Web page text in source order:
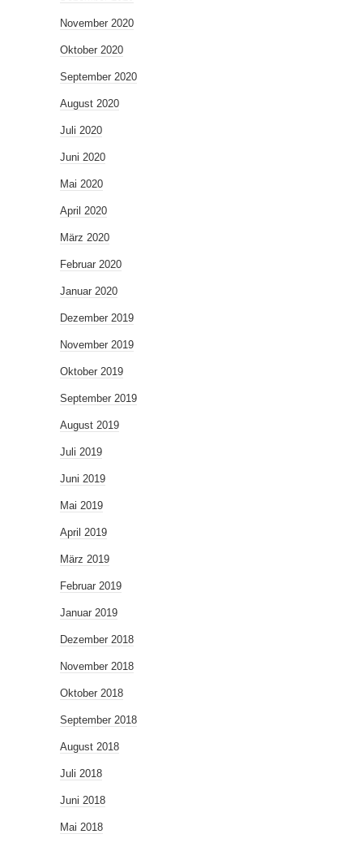
November 2020
Oktober 2020
September 2020
August 2020
Juli 2020
Juni 2020
Mai 2020
April 2020
März 2020
Februar 2020
Januar 2020
Dezember 2019
November 2019
Oktober 2019
September 2019
August 2019
Juli 2019
Juni 2019
Mai 2019
April 2019
März 2019
Februar 2019
Januar 2019
Dezember 2018
November 2018
Oktober 2018
September 2018
August 2018
Juli 2018
Juni 2018
Mai 2018